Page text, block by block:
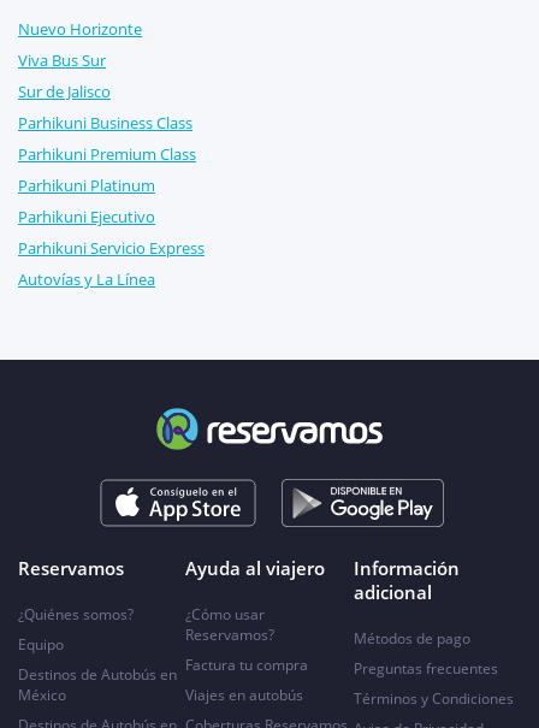
Nuevo Horizonte
Viva Bus Sur
Sur de Jalisco
Parhikuni Business Class
Parhikuni Premium Class
Parhikuni Platinum
Parhikuni Ejecutivo
Parhikuni Servicio Express
Autovías y La Línea
Reservamos
¿Quiénes somos?
Equipo
Destinos de Autobús en
México
Ayuda al viajero
¿Cómo usar
Reservamos?
Factura tu compra
Viajes en autobús
Información
adicional
Métodos de pago
Preguntas frecuentes
Términos y Condiciones